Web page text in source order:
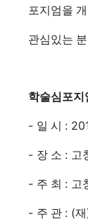
포지엄을
관심있는
학술심포지
- 일 시 :
- 장 소 : 고
- 주 최 : 고
- 주 관 : (재